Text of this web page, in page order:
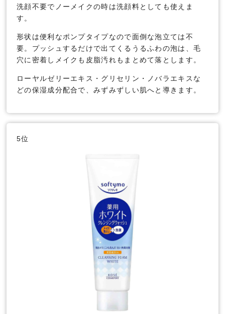
洗顔不要でノーメイクの時は洗顔料としても使えま
す。
形状は便利なポンプタイプなので面倒な泡立ては不
要。プッシュするだけで出てくるうるふわの泡は、毛
穴に密着しメイクも皮脂汚れもまとめて落とします。
ローヤルゼリーエキス・グリセリン・ノバラエキスな
どの保湿成分配合で、みずみずしい肌へと導きます。
5位